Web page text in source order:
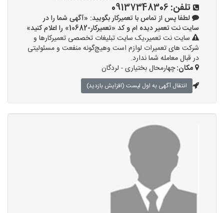
تلفن: 09137348306
لطفا پس از تماس با تعمیرکار بگویید: «آگهی شما را در
سایت نت تعمیر دیده ام و کد «تعمیرکار-10682» را اعلام کنید»
سایت نت تعمیر،یک سایت تبلیغات تخصصی تعمیرکارها و
شرکت های تعمیرات لوازم است وهیچ‌گونه منفعت و مسئولیتی
در قبال معامله شما ندارد.
مکان:چهارمحال بختیاری - لردگان
انتقال آگهی به اول لیست (افزایش بازدید)